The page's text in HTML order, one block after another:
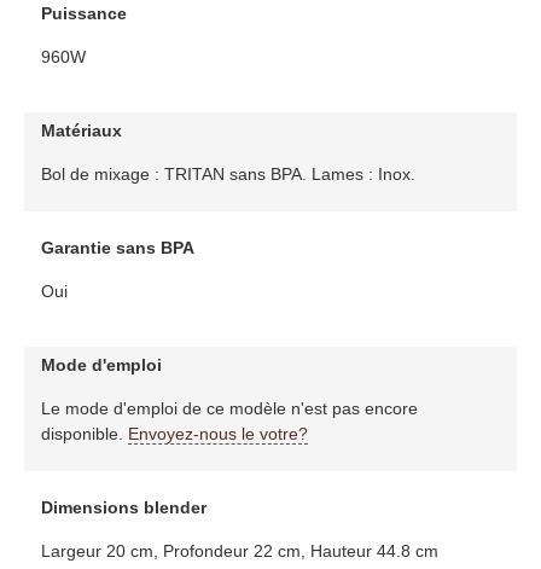
Puissance
960W
Matériaux
Bol de mixage : TRITAN sans BPA. Lames : Inox.
Garantie sans BPA
Oui
Mode d'emploi
Le mode d'emploi de ce modèle n'est pas encore
disponible. Envoyez-nous le votre?
Dimensions blender
Largeur 20 cm, Profondeur 22 cm, Hauteur 44.8 cm